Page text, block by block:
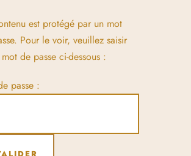
est protégé par un mot
Pour le voir, veuillez saisir
de passe ci-dessous :
passe :